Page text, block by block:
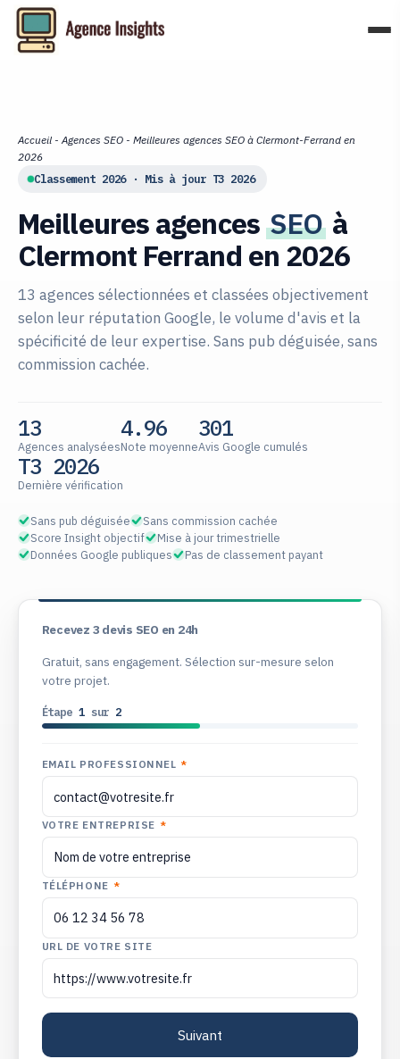
Aller
au
contenu
Accueil - Agences SEO - Meilleures agences SEO à Clermont-Ferrand en
2026
Classement 2026 · Mis à jour T3 2026
Meilleures agences SEOà
Clermont Ferrand en 2026
13 agences sélectionnées et classées objectivement
selon leur réputation Google, le volume d'avis et la
spécificité de leur expertise. Sans pub déguisée, sans
commission cachée.
13
Agences analysées
4.96
Note moyenne
301
Avis Google cumulés
T3 2026
Dernière vérification
Sans pub déguisée
Sans commission cachée
Score Insight objectif
Mise à jour trimestrielle
Données Google publiques
Pas de classement payant
Recevez 3 devis SEO en 24h
Gratuit, sans engagement. Sélection sur-mesure selon
votre projet.
Étape 1sur 2
EMAIL PROFESSIONNEL *
VOTRE ENTREPRISE *
TÉLÉPHONE *
URL DE VOTRE SITE